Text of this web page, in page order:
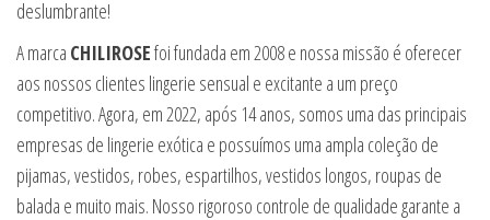
deslumbrante!
A marca CHILIROSEfoi fundada em 2008 e nossa missão é oferecer
aos nossos clientes lingerie sensual e excitante a um preço
competitivo. Agora, em 2022, após 14 anos, somos uma das principais
empresas de lingerie exótica e possuímos uma ampla coleção de
pijamas, vestidos, robes, espartilhos, vestidos longos, roupas de
balada e muito mais. Nosso rigoroso controle de qualidade garante a